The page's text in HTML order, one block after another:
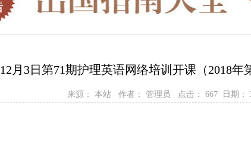
12月3日第71期护理英语网络培训开课（2018年
来源： 本站 作者： 管理员 点击： 667 日期：